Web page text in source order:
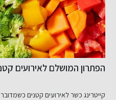
הפתרון המושלם לאירועים
קייטרינג כשר לאירועים קטנים